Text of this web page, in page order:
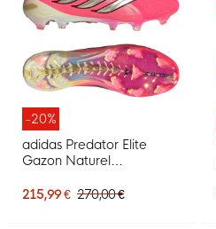
-20%
adidas Predator Elite
Gazon Naturel
Rose Vif Gris Argenté
215,99 € 270,00 €